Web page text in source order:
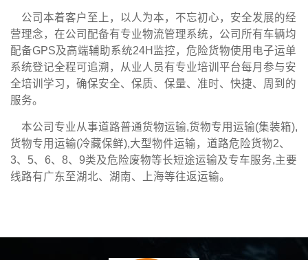
公司本着客户至上，以人为本，不忘初心，安全发展的经
营理念，在公司配备有专业物流管理系统，公司所有车辆均
配备GPS及高端辅助系统24H监控，危险货物使用电子运单
系统登记全程可追溯，从业人员有专业培训平台每月参与安
全培训学习，确保安全、保质、保量、准时、快捷、周到的
服务。
本公司专业从事道路普通货物运输,货物专用运输(集装箱),
货物专用运输(冷藏保鲜),大型物件运输，道路危险货物2、
3、5、6、8、9类及危险废物等长短途运输及专车服务,主要
线路有广东至湖北、湖南、上海等往返运输。